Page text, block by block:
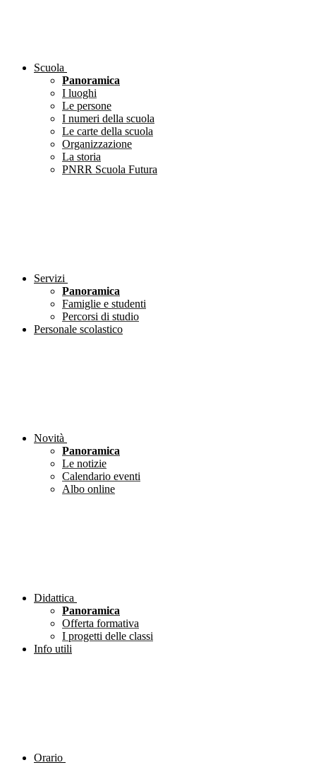
Scuola
Panoramica
I luoghi
Le persone
I numeri della scuola
Le carte della scuola
Organizzazione
La storia
PNRR Scuola Futura
Servizi
Panoramica
Famiglie e studenti
Percorsi di studio
Personale scolastico
Novità
Panoramica
Le notizie
Calendario eventi
Albo online
Didattica
Panoramica
Offerta formativa
I progetti delle classi
Info utili
Orario